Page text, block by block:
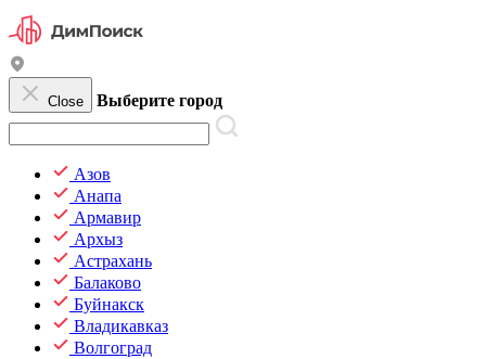
Close Выберите город
Азов
Анапа
Армавир
Архыз
Астрахань
Балаково
Буйнакск
Владикавказ
Волгоград